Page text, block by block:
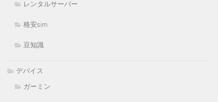
レンタルサーバー
格安sim
豆知識
デバイス
ガーミン